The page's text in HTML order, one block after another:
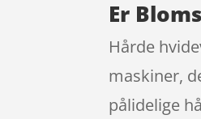
Er
Hårde
maskiner,
pålidelige